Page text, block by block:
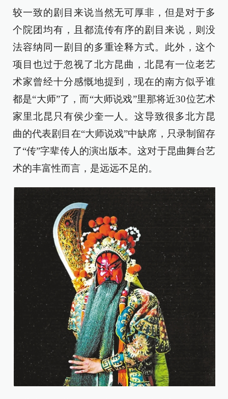
较一致的剧目来说当然无可厚非，但是对于多
个院团均有，且都流传有序的剧目来说，则没
法容纳同一剧目的多重诠释方式。此外，这个
项目也过于忽视了北方昆曲，北昆有一位老艺
术家曾经十分感慨地提到，现在的南方似乎谁
都是“大师”了，而“大师说戏”里那将近30位艺术
家里北昆只有侯少奎一人。这导致很多北方昆
曲的代表剧目在“大师说戏”中缺席，只录制留存
了“传”字辈传人的演出版本。这对于昆曲舞台艺
术的丰富性而言，是远远不足的。